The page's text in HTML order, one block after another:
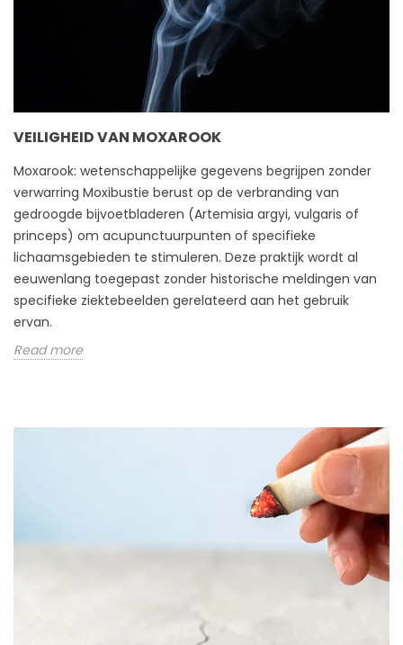
VEILIGHEID VAN MOXAROOK
Moxarook: wetenschappelijke gegevens begrijpen zonder
verwarring Moxibustie berust op de verbranding van
gedroogde bijvoetbladeren (Artemisia argyi, vulgaris of
princeps) om acupunctuurpunten of specifieke
lichaamsgebieden te stimuleren. Deze praktijk wordt al
eeuwenlang toegepast zonder historische meldingen van
specifieke ziektebeelden gerelateerd aan het gebruik
ervan.
Read more